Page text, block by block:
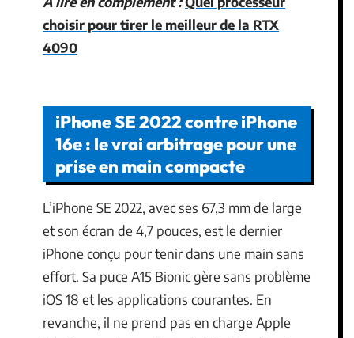
choisir pour tirer le meilleur de la RTX
4090
iPhone SE 2022 contre iPhone
16e : le vrai arbitrage pour une
prise en main compacte
L’iPhone SE 2022, avec ses 67,3 mm de large
et son écran de 4,7 pouces, est le dernier
iPhone conçu pour tenir dans une main sans
effort. Sa puce A15 Bionic gère sans problème
iOS 18 et les applications courantes. En
revanche, il ne prend pas en charge Apple